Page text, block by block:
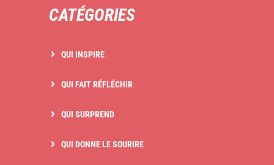
CATÉGORIES
QUI INSPIRE
QUI FAIT RÉFLÉCHIR
QUI SURPREND
QUI DONNE LE SOURIRE